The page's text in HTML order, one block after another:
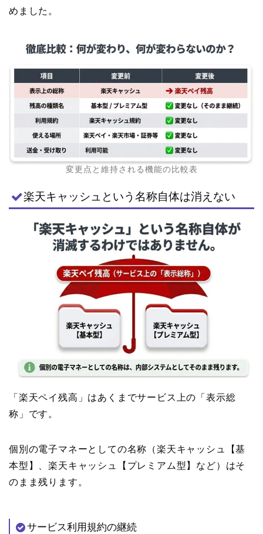
めました。
変更点と維持される機能の比較表
楽天キャッシュという名称自体は消えない
「楽天ペイ残高」はあくまでサービス上の「表示総
称」です。
個別の電子マネーとしての名称（楽天キャッシュ【基
本型】、楽天キャッシュ【プレミアム型】など）はそ
のまま残ります。
サービス利用規約の継続